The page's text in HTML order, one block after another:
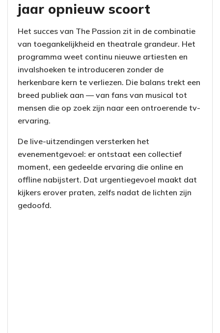
jaar opnieuw scoort
Het succes van The Passion zit in de combinatie
van toegankelijkheid en theatrale grandeur. Het
programma weet continu nieuwe artiesten en
invalshoeken te introduceren zonder de
herkenbare kern te verliezen. Die balans trekt een
breed publiek aan — van fans van musical tot
mensen die op zoek zijn naar een ontroerende tv-
ervaring.
De live-uitzendingen versterken het
evenementgevoel: er ontstaat een collectief
moment, een gedeelde ervaring die online en
offline nabijstert. Dat urgentiegevoel maakt dat
kijkers erover praten, zelfs nadat de lichten zijn
gedoofd.